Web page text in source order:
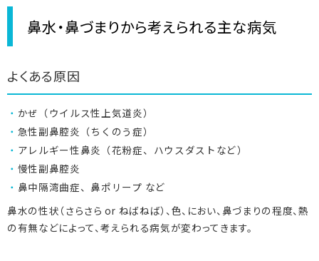
鼻水・鼻づまりから考えられる主な病気
よくある原因
かぜ（ウイルス性上気道炎）
急性副鼻腔炎（ちくのう症）
アレルギー性鼻炎（花粉症、ハウスダストなど）
慢性副鼻腔炎
鼻中隔湾曲症、鼻ポリープ など
鼻水の性状（さらさら or ねばねば）、色、におい、鼻づまりの程度、熱
の有無などによって、考えられる病気が変わってきます。